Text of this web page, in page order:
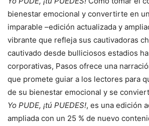
bienestar emocional y convertirte en
imparable –edición actualizada y
vibrante que refleja sus cautivadoras
cautivado desde bulliciosos estadios
corporativas, Pasos ofrece una
que promete guiar a los lectores para
de su bienestar emocional y se
Yo PUDE, ¡tú PUEDES!, es una edición
ampliada con un 25 % de nuevo